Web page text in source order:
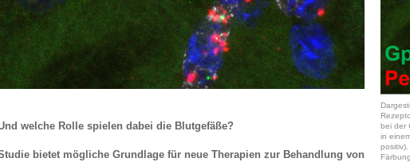
welche Rolle spielen dabei die Blutgefäße?
bietet mögliche Grundlage für neue Therapien zur Behandlung von
bei der
in